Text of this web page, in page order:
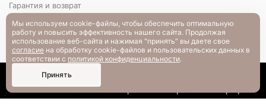
Каталог Поиск
Гарантия и возврат
РАЗМЕРНАЯ СЕТКА
Вопрос-ответ
Мы используем cookie-файлы, чтобы обеспечить оптимальную
работу и повысить эффективность нашего сайта. Продолжая
использование веб-сайта и нажимая "принять" вы даете свое
согласие на обработку cookie-файлов и пользовательских данных в
соответствии с политикой конфиденциальности.
Принять